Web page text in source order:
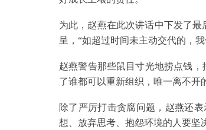
为此，赵燕在此次讲话中下发了
呈，“如超过时间未主动交代的，
赵燕警告那些鼠目寸光地捞点钱
了谁都可以重新组织，唯一离不开
除了严厉打击贪腐问题，赵燕还
想、放弃思考、抱怨环境的人要坚